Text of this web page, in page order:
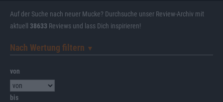
Auf der Suche nach neuer Mucke? Durchsuche unser Review-Archiv mit
aktuell 38633 Reviews und lass Dich inspirieren!
Nach Wertung filtern ▼︎
von
bis